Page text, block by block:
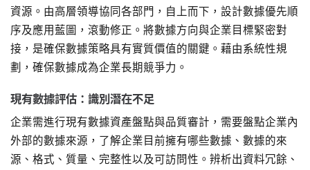
資源。由高層領導協同各部門，自上而下，設計數據優先順
序及應用藍圖，滾動修正。將數據方向與企業目標緊密對
接，是確保數據策略具有實質價值的關鍵。藉由系統性規
劃，確保數據成為企業長期競爭力。
現有數據評估：識別潛在不足
企業需進行現有數據資產盤點與品質審計，需要盤點企業內
外部的數據來源，了解企業目前擁有哪些數據、數據的來
源、格式、質量、完整性以及可訪問性。辨析出資料冗餘、